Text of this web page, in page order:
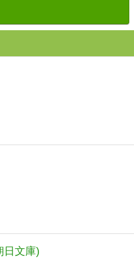
日文庫)